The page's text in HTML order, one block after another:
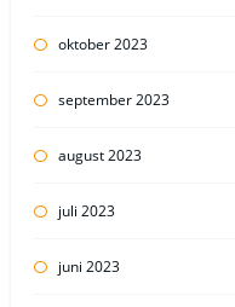
oktober 2023
september 2023
august 2023
juli 2023
juni 2023